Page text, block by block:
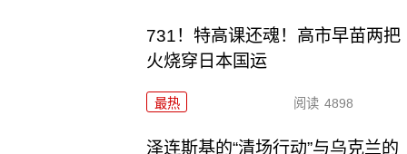
731！特高课还魂！高市早苗两把
火烧穿日本国运
最热 阅读 4898
泽连斯基的“清场行动”与乌克兰的